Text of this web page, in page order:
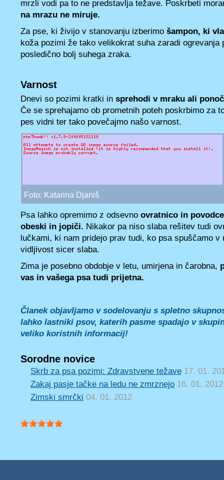
mrzli vodi pa to ne predstavlja težave. Poskrbeti
na mrazu ne miruje.
Za pse, ki živijo v stanovanju izberimo šampon, ki
koža pozimi že tako velikokrat suha zaradi ogrevanja
posledično bolj suhega zraka.
Varnost
Dnevi so pozimi kratki in sprehodi v mraku ali
Če se sprehajamo ob prometnih poteh poskrbimo za
pes vidni ter tako povečajmo našo varnost.
Foto: Katarina Djaniš
Psa lahko opremimo z odsevno ovratnico in
obeski in jopiči. Nikakor pa niso slaba rešitev tudi
lučkami, ki nam pridejo prav tudi, ko psa spuščamo v
vidljivost sicer slaba.
Zima je posebno obdobje v letu, umirjena in čarobna,
vas in vašega psa tudi prijetna.
Članek objavljamo v sodelovanju s spletno
lahko lastniki psov, katerih pasme spadajo v
veliko koristnih informacij!
Sorodne novice
Skrb za psa pozimi: Zdravstvene težave 17. 01.
Zakaj pasje tačke na ledu ne zmrznejo 16. 01. 2012
Zimski smrčki 04. 01. 2012